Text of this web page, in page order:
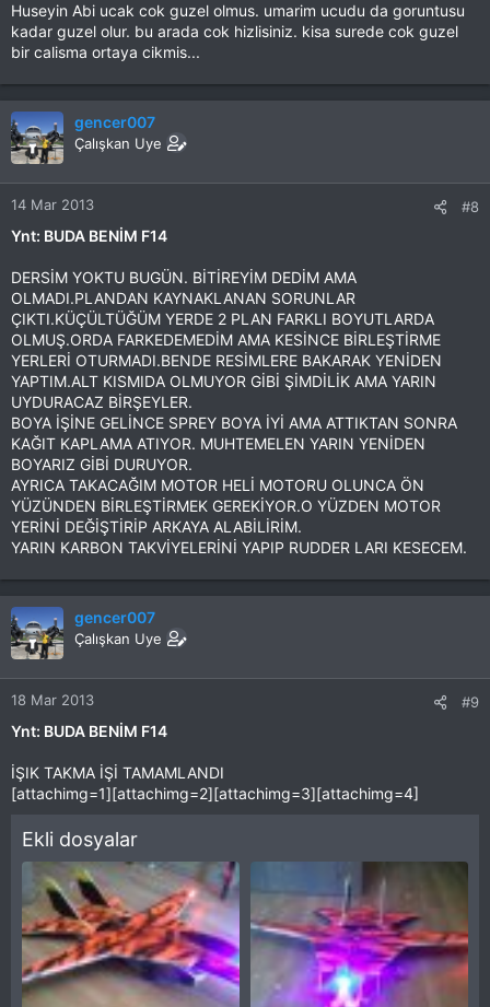
Huseyin Abi ucak cok guzel olmus. umarim ucudu da goruntusu
kadar guzel olur. bu arada cok hizlisiniz. kisa surede cok guzel
bir calisma ortaya cikmis...
gencer007
Çalışkan Uye
14 Mar 2013 #8
Ynt: BUDA BENİM F14
DERSİM YOKTU BUGÜN. BİTİREYİM DEDİM AMA
OLMADI.PLANDAN KAYNAKLANAN SORUNLAR
ÇIKTI.KÜÇÜLTÜĞÜM YERDE 2 PLAN FARKLI BOYUTLARDA
OLMUŞ.ORDA FARKEDEMEDİM AMA KESİNCE BİRLEŞTİRME
YERLERİ OTURMADI.BENDE RESİMLERE BAKARAK YENİDEN
YAPTIM.ALT KISMIDA OLMUYOR GİBİ ŞİMDİLİK AMA YARIN
UYDURACAZ BİRŞEYLER.
BOYA İŞİNE GELİNCE SPREY BOYA İYİ AMA ATTIKTAN SONRA
KAĞIT KAPLAMA ATIYOR. MUHTEMELEN YARIN YENİDEN
BOYARIZ GİBİ DURUYOR.
AYRICA TAKACAĞIM MOTOR HELİ MOTORU OLUNCA ÖN
YÜZÜNDEN BİRLEŞTİRMEK GEREKİYOR.O YÜZDEN MOTOR
YERİNİ DEĞİŞTİRİP ARKAYA ALABİLİRİM.
YARIN KARBON TAKVİYELERİNİ YAPIP RUDDER LARI KESECEM.
gencer007
Çalışkan Uye
18 Mar 2013 #9
Ynt: BUDA BENİM F14
İŞIK TAKMA İŞİ TAMAMLANDI
[attachimg=1][attachimg=2][attachimg=3][attachimg=4]
Ekli dosyalar